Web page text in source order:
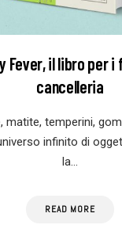
Fever, il libro per
cancelleria
matite, temperini,
infinito di
la…
READ MORE